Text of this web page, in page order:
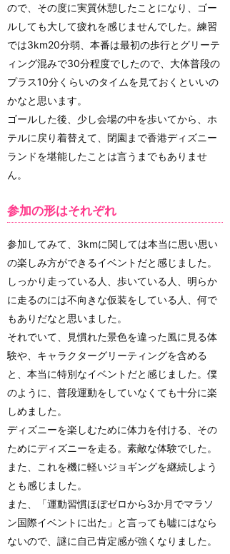
ので、その度に実質休憩したことになり、ゴー
ルしても大して疲れを感じませんでした。練習
では3km20分弱、本番は最初の歩行とグリーテ
ィング混みで30分程度でしたので、大体普段の
プラス10分くらいのタイムを見ておくといいの
かなと思います。
ゴールした後、少し会場の中を歩いてから、ホ
テルに戻り着替えて、閉園まで香港ディズニー
ランドを堪能したことは言うまでもありませ
ん。
参加の形はそれぞれ
参加してみて、3kmに関しては本当に思い思い
の楽しみ方ができるイベントだと感じました。
しっかり走っている人、歩いている人、明らか
に走るのには不向きな仮装をしている人、何で
もありだなと思いました。
それでいて、見慣れた景色を違った風に見る体
験や、キャラクターグリーティングを含める
と、本当に特別なイベントだと感じました。僕
のように、普段運動をしていなくても十分に楽
しめました。
ディズニーを楽しむために体力を付ける、その
ためにディズニーを走る。素敵な体験でした。
また、これを機に軽いジョギングを継続しよう
とも感じました。
また、「運動習慣ほぼゼロから3か月でマラソ
ン国際イベントに出た」と言っても嘘にはなら
ないので、謎に自己肯定感が強くなりました。